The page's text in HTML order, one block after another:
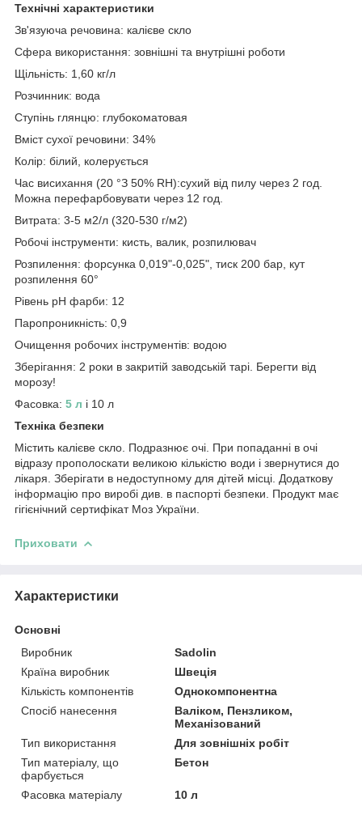
Технічні характеристики
Зв'язуюча речовина: калієве скло
Сфера використання: зовнішні та внутрішні роботи
Щільність: 1,60 кг/л
Розчинник: вода
Ступінь глянцю: глубокоматовая
Вміст сухої речовини: 34%
Колір: білий, колерується
Час висихання (20 °З 50% RH):сухий від пилу через 2 год.
Можна перефарбовувати через 12 год.
Витрата: 3-5 м2/л (320-530 г/м2)
Робочі інструменти: кисть, валик, розпилювач
Розпилення: форсунка 0,019"-0,025", тиск 200 бар, кут
розпилення 60°
Рівень рН фарби: 12
Паропроникність: 0,9
Очищення робочих інструментів: водою
Зберігання: 2 роки в закритій заводській тарі. Берегти від
морозу!
Фасовка: 5 л і 10 л
Техніка безпеки
Містить калієве скло. Подразнює очі. При попаданні в очі
відразу прополоскати великою кількістю води і звернутися до
лікаря. Зберігати в недоступному для дітей місці. Додаткову
інформацію про виробі див. в паспорті безпеки. Продукт має
гігієнічний сертифікат Моз України.
Приховати
Характеристики
Основні
Виробник
Sadolin
Країна виробник
Швеція
Кількість компонентів
Однокомпонентна
Спосіб нанесення
Валіком, Пензликом,
Механізований
Тип використання
Для зовнішніх робіт
Тип матеріалу, що
фарбується
Бетон
Фасовка матеріалу 10 л